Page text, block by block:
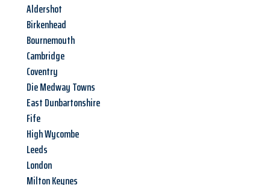
Aldershot
Birkenhead
Bournemouth
Cambridge
Coventry
Die Medway Towns
East Dunbartonshire
Fife
High Wycombe
Leeds
London
Milton Keynes